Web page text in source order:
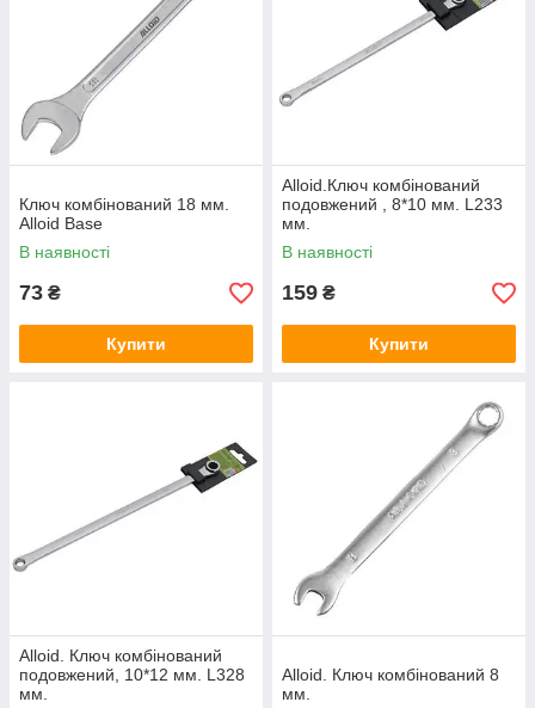
Ключ комбінований 18 мм.
Alloid Base
В наявності
73 ₴
Купити
Alloid.Ключ комбінований
подовжений , 8*10 мм. L233
мм.
В наявності
159 ₴
Купити
Alloid. Ключ комбінований
подовжений, 10*12 мм. L328
мм.
Alloid. Ключ комбінований 8
мм.